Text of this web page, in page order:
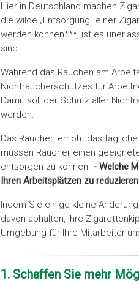
Hier in Deutschland machen
die wilde „Entsorgung“ einer
werden können***, ist es
sind.
Während das Rauchen am
Nichtraucherschutzes für
Damit soll der Schutz aller
werden.
Das Rauchen erhöht das
müssen Raucher einen
entsorgen zu können. - Welche
Ihren Arbeitsplätzen zu
Indem Sie einige kleine
davon abhalten, ihre
Umgebung für Ihre Mitarbeiter
1. Schaffen Sie mehr